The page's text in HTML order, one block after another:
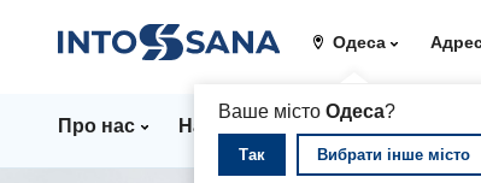
Одеса
Ваше містоОдеса?
Так Вибрати інше місто
Про нас Напрямки Стаціонар